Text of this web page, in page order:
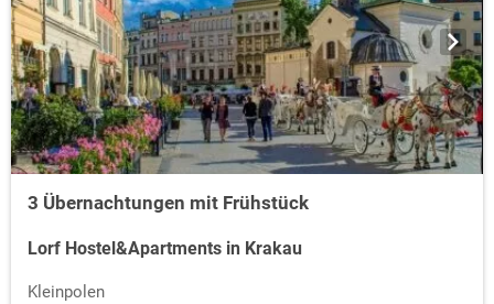
3 Übernachtungen mit Frühstück
Lorf Hostel&Apartments in Krakau
Kleinpolen